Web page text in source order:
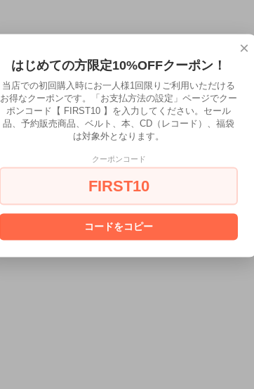
×
はじめての方限定10%OFFクーポン！
当店での初回購入時にお一人様1回限りご利用いただける
お得なクーポンです。「お支払方法の設定」ページでクー
ポンコード【 FIRST10 】を入力してください。セール
品、予約販売商品、ベルト、本、CD（レコード）、福袋
は対象外となります。
クーポンコード
FIRST10
コードをコピー